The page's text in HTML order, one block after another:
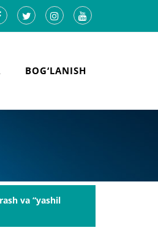
BOG‘LANISH
va “yashil